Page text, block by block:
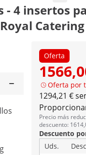
- 4 insertos
Catering
Oferta
Oferta por
1294,21 €
Precio más
descuento:
Descuento
Uds.